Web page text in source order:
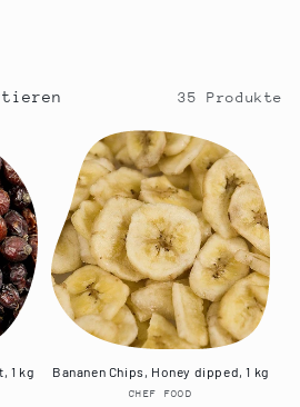
35 Produkte
1 kg Bananen Chips, Honey dipped, 1 kg
Anbieter:
CHEF FOOD